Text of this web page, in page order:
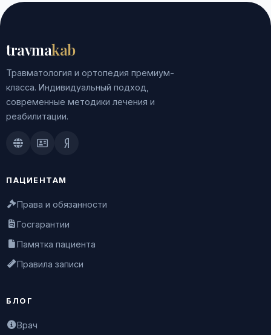
travmakab
Травматология и ортопедия премиум-
класса. Индивидуальный подход,
современные методики лечения и
реабилитации.
Doctu.ruПроДокторов
Яндекс.Здоровье
ПАЦИЕНТАМ
Права и обязанности
Госгарантии
Памятка пациента
Правила записи
БЛОГ
Врач